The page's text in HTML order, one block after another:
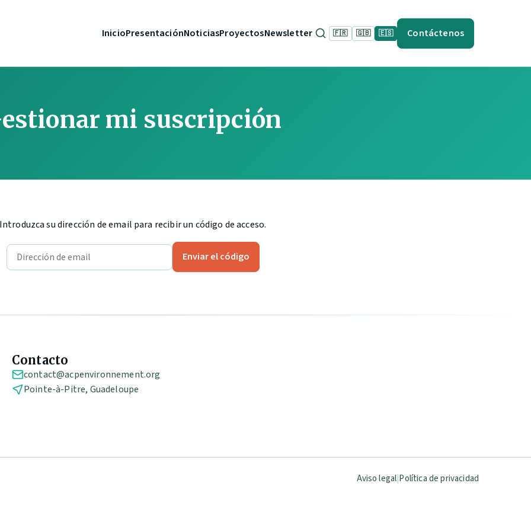
InicioPresentaciónNoticiasProyectosNewsletter 🇫🇷 🇬🇧 🇪🇸 Contáctenos
mi suscripción
su dirección de email para recibir un código de acceso.
Enviar el código
Contacto
contact@acpenvironnement.org
Pointe-à-Pitre, Guadeloupe
Aviso legal Política de privacidad